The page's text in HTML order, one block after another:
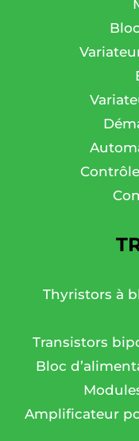
Thyristors à
Transistors
Bloc
Amplificateur